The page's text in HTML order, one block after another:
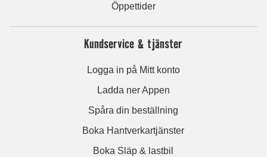
Öppettider
Kundservice & tjänster
Logga in på Mitt konto
Ladda ner Appen
Spåra din beställning
Boka Hantverkartjänster
Boka Släp & lastbil